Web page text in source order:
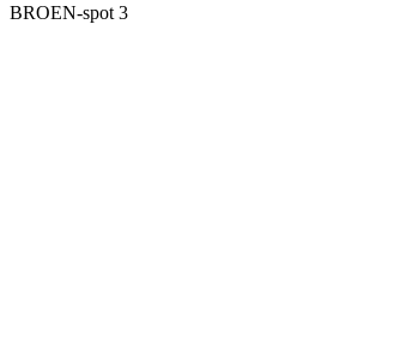
BROEN-spot 3